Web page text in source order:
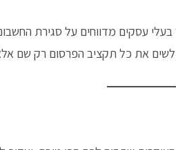
בעלי עסקים מדווחים על סגירת
לשים את כל תקציב הפרסום רק שם